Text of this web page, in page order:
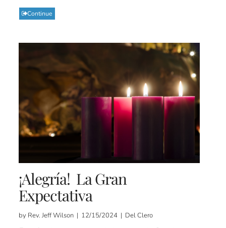
Continue
¡Alegría! La Gran
Expectativa
by Rev. Jeff Wilson | 12/15/2024 | Del Clero